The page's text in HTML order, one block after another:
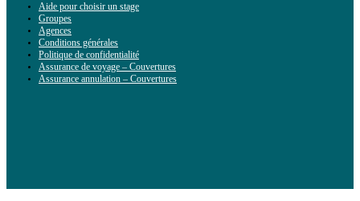
Aide pour choisir un stage
Groupes
Agences
Conditions générales
Politique de confidentialité
Assurance de voyage – Couvertures
Assurance annulation – Couvertures